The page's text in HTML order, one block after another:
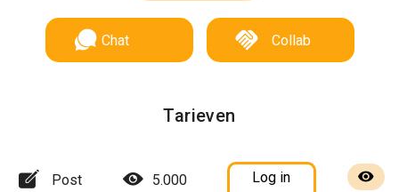
Chat Collab
Tarieven
Post 5.000 Log in